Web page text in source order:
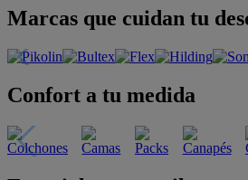
Marcas que cuidan tu
Confort a tu medida